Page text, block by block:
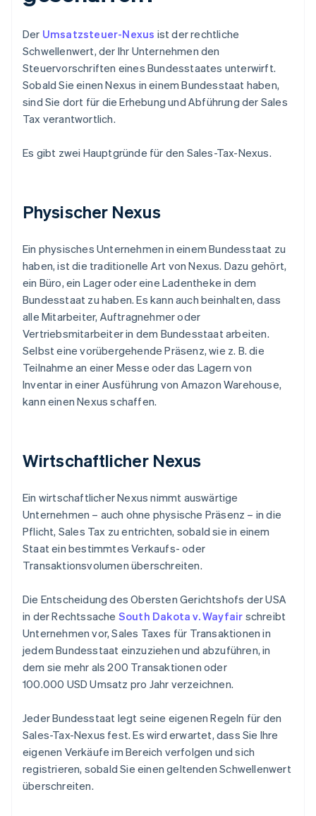
Der Umsatzsteuer-Nexus ist der rechtliche
Schwellenwert, der Ihr Unternehmen den
Steuervorschriften eines Bundesstaates unterwirft.
Sobald Sie einen Nexus in einem Bundesstaat haben,
sind Sie dort für die Erhebung und Abführung der Sales
Tax verantwortlich.
Es gibt zwei Hauptgründe für den Sales-Tax-Nexus.
Physischer Nexus
Ein physisches Unternehmen in einem Bundesstaat zu
haben, ist die traditionelle Art von Nexus. Dazu gehört,
ein Büro, ein Lager oder eine Ladentheke in dem
Bundesstaat zu haben. Es kann auch beinhalten, dass
alle Mitarbeiter, Auftragnehmer oder
Vertriebsmitarbeiter in dem Bundesstaat arbeiten.
Selbst eine vorübergehende Präsenz, wie z. B. die
Teilnahme an einer Messe oder das Lagern von
Inventar in einer Ausführung von Amazon Warehouse,
kann einen Nexus schaffen.
Wirtschaftlicher Nexus
Ein wirtschaftlicher Nexus nimmt auswärtige
Unternehmen – auch ohne physische Präsenz – in die
Pflicht, Sales Tax zu entrichten, sobald sie in einem
Staat ein bestimmtes Verkaufs- oder
Transaktionsvolumen überschreiten.
Die Entscheidung des Obersten Gerichtshofs der USA
in der Rechtssache South Dakota v. Wayfair schreibt
Unternehmen vor, Sales Taxes für Transaktionen in
jedem Bundesstaat einzuziehen und abzuführen, in
dem sie mehr als 200 Transaktionen oder
100.000 USD Umsatz pro Jahr verzeichnen.
Jeder Bundesstaat legt seine eigenen Regeln für den
Sales-Tax-Nexus fest. Es wird erwartet, dass Sie Ihre
eigenen Verkäufe im Bereich verfolgen und sich
registrieren, sobald Sie einen geltenden Schwellenwert
überschreiten.